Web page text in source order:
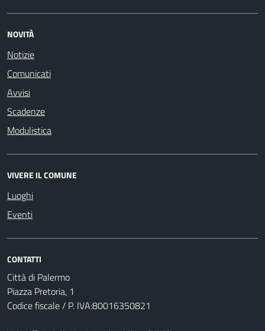
NOVITÀ
Notizie
Comunicati
Avvisi
Scadenze
Modulistica
VIVERE IL COMUNE
Luoghi
Eventi
CONTATTI
Città di Palermo
Piazza Pretoria, 1
Codice fiscale / P. IVA:80016350821